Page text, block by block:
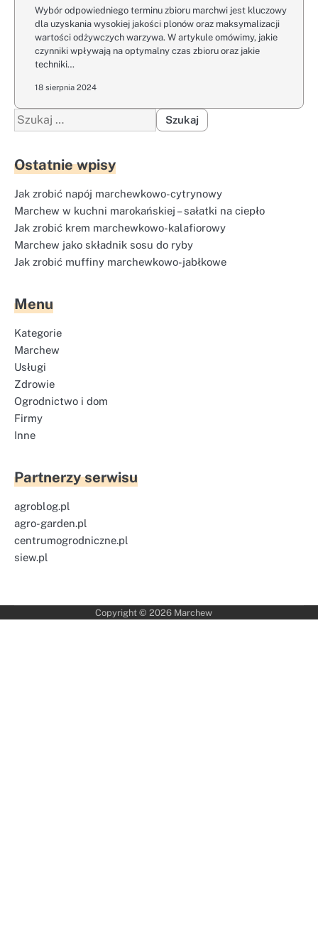
Wybór odpowiedniego terminu zbioru marchwi jest kluczowy
dla uzyskania wysokiej jakości plonów oraz maksymalizacji
wartości odżywczych warzywa. W artykule omówimy, jakie
czynniki wpływają na optymalny czas zbioru oraz jakie
techniki…
18 sierpnia 2024
Szukaj:
Ostatnie wpisy
Jak zrobić napój marchewkowo-cytrynowy
Marchew w kuchni marokańskiej – sałatki na ciepło
Jak zrobić krem marchewkowo-kalafiorowy
Marchew jako składnik sosu do ryby
Jak zrobić muffiny marchewkowo-jabłkowe
Menu
Kategorie
Marchew
Usługi
Zdrowie
Ogrodnictwo i dom
Firmy
Inne
Partnerzy serwisu
agroblog.pl
agro-garden.pl
centrumogrodniczne.pl
siew.pl
Copyright © 2026 Marchew